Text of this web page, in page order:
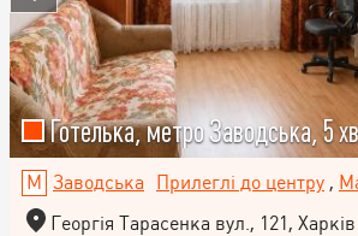
Готелька, метро Заводська, 5
Заводська Прилеглі до центру,
Георгія Тарасенка вул., 121, Харків